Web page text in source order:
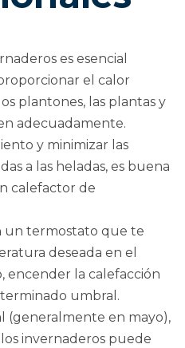
es esencial
el calor
plantones, las plantas y
adecuadamente.
y minimizar las
a las heladas, es buena
calefactor de
un termostato que te
deseada en el
encender la calefacción
umbral.
(generalmente en mayo),
invernaderos puede